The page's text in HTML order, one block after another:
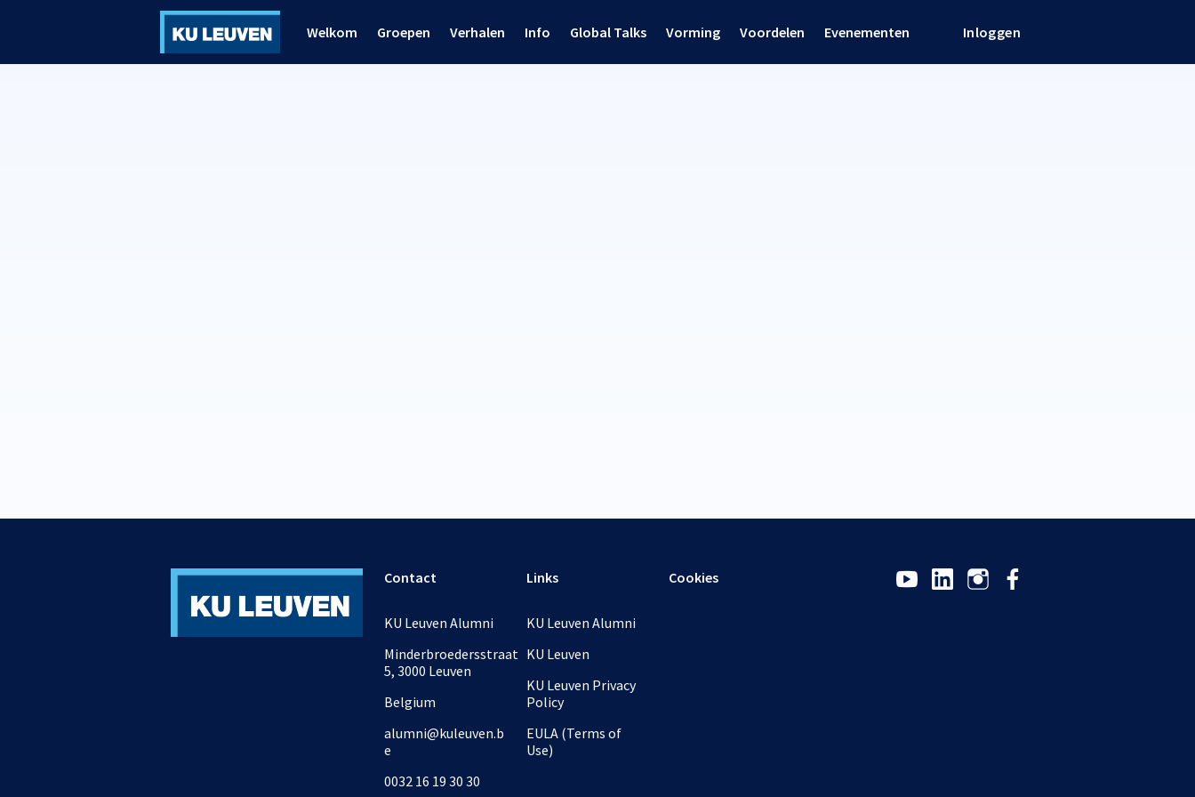
Welkom Groepen Verhalen Info Global Talks Vorming Voordelen Evenementen Inloggen
Contact
KU Leuven Alumni
Minderbroedersstraat
5, 3000 Leuven
Belgium
alumni@kuleuven.b
e
0032 16 19 30 30
Links
KU Leuven Alumni
KU Leuven
KU Leuven Privacy
Policy
EULA (Terms of
Use)
Cookies